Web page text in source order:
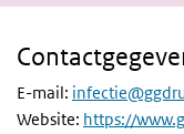
E-mail:
Website: https://